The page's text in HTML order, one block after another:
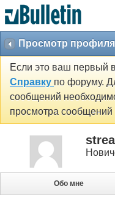
Просмотр
Если это ваш первый
Справку по форуму.
сообщений
просмотра сообщений
Обо мне